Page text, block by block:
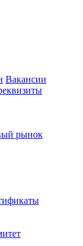
Вакансии
рынок